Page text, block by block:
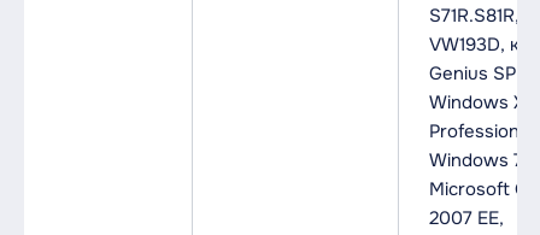
S71R.S81R,
VW193D,
Genius SP-
Windows XP
Professional,
Windows 7
Microsoft
2007 EE,